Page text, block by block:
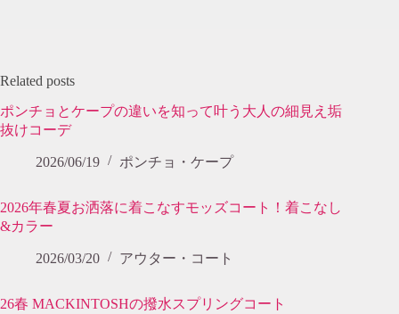
Related posts
ポンチョとケープの違いを知って叶う大人の細見え垢
抜けコーデ
2026/06/19 ポンチョ・ケープ
2026年春夏お洒落に着こなすモッズコート！着こなし
&カラー
2026/03/20 アウター・コート
26春 MACKINTOSHの撥水スプリングコート